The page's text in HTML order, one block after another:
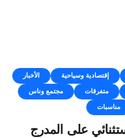
إقتصادية وسياحية الأخبار
متفرقات مجتمع وناس
مناسبات
على المدرج